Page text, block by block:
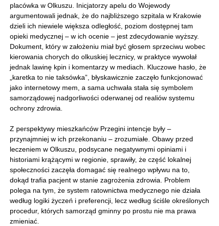
placówka w Olkuszu. Inicjatorzy apelu do Wojewody
argumentowali jednak, że do najbliższego szpitala w Krakowie
dzieli ich niewiele większa odległość, poziom dostępnej tam
opieki medycznej – w ich ocenie – jest zdecydowanie wyższy.
Dokument, który w założeniu miał być głosem sprzeciwu wobec
kierowania chorych do olkuskiej lecznicy, w praktyce wywołał
jednak lawinę kpin i komentarzy w mediach. Kluczowe hasło, że
„karetka to nie taksówka”, błyskawicznie zaczęło funkcjonować
jako internetowy mem, a sama uchwała stała się symbolem
samorządowej nadgorliwości oderwanej od realiów systemu
ochrony zdrowia.
Z perspektywy mieszkańców Przegini intencje były –
przynajmniej w ich przekonaniu – zrozumiałe. Obawy przed
leczeniem w Olkuszu, podsycane negatywnymi opiniami i
historiami krążącymi w regionie, sprawiły, że część lokalnej
społeczności zaczęła domagać się realnego wpływu na to,
dokąd trafia pacjent w stanie zagrożenia zdrowia. Problem
polega na tym, że system ratownictwa medycznego nie działa
według logiki życzeń i preferencji, lecz według ściśle określonych
procedur, których samorząd gminny po prostu nie ma prawa
zmieniać.